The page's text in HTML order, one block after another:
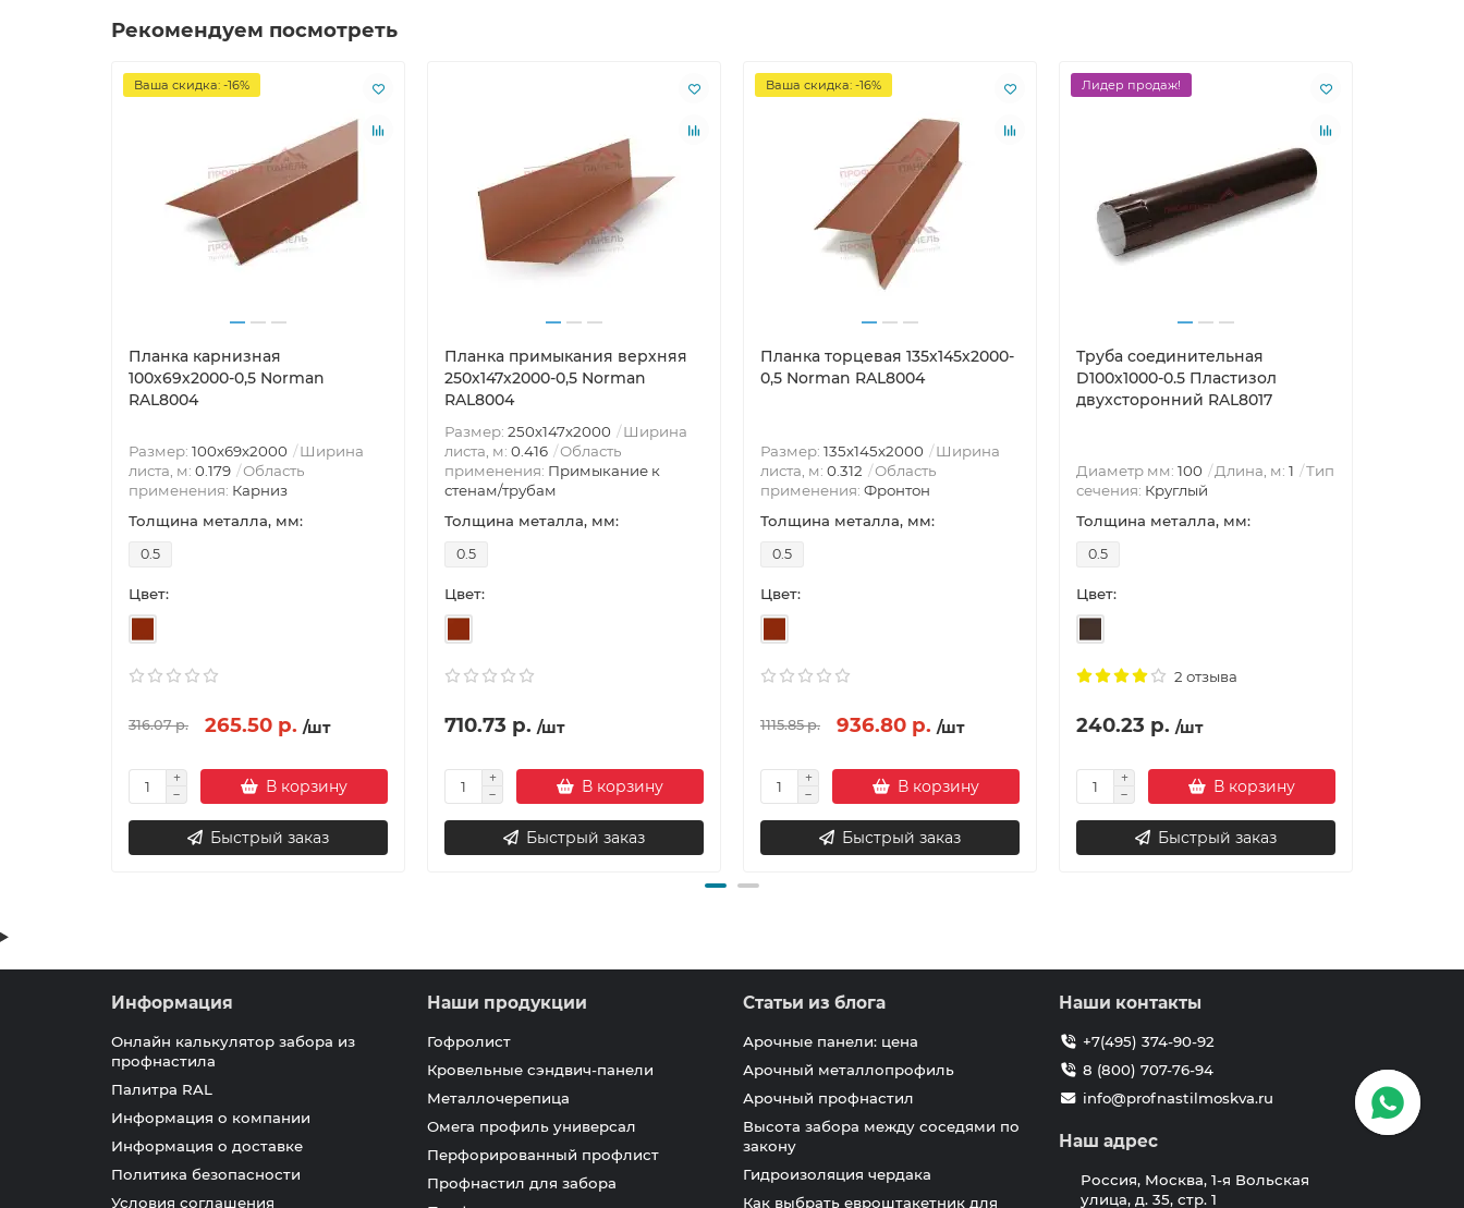
Рекомендуем посмотреть
Ваша скидка: -16%
Планка карнизная
100х69х2000-0,5 Norman
RAL8004
Размер: 100х69х2000
Ширина
листа, м: 0.179
Область
применения: Карниз
Толщина металла, мм:
0.5
Цвет:
316.07 р. 265.50 р. /шт
В корзину
Быстрый заказ
Планка примыкания верхняя
250х147х2000-0,5 Norman
RAL8004
Размер: 250х147х2000
Ширина
листа, м: 0.416
Область
применения: Примыкание к
стенам/трубам
Толщина металла, мм:
0.5
Цвет:
710.73 р. /шт
В корзину
Быстрый заказ
Ваша скидка: -16%
Планка торцевая 135х145х2000-
0,5 Norman RAL8004
Размер: 135х145х2000
Ширина
листа, м: 0.312
Область
применения: Фронтон
Толщина металла, мм:
0.5
Цвет:
1115.85 р. 936.80 р. /шт
В корзину
Быстрый заказ
Лидер продаж!
Труба соединительная
D100х1000-0.5 Пластизол
двухсторонний RAL8017
Диаметр мм: 100 Длина, м: 1
Тип
сечения: Круглый
Толщина металла, мм:
0.5
Цвет:
2 отзыва
240.23 р. /шт
В корзину
Быстрый заказ
Информация
Онлайн калькулятор забора из
профнастила
Палитра RAL
Информация о компании
Информация о доставке
Политика безопасности
Условия соглашения
Наши продукции
Гофролист
Кровельные сэндвич-панели
Металлочерепица
Омега профиль универсал
Перфорированный профлист
Профнастил для забора
Статьи из блога
Арочные панели: цена
Арочный металлопрофиль
Арочный профнастил
Высота забора между соседями по
закону
Гидроизоляция чердака
Как выбрать евроштакетник для
Наши контакты
+7(495) 374-90-92
8 (800) 707-76-94
info@profnastilmoskva.ru
Наш адрес
Россия, Москва, 1-я Вольская
улица, д. 35, стр. 1